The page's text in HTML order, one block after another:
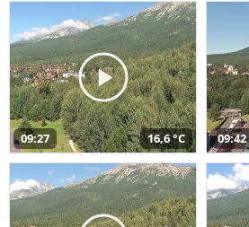
09:27 16,6 °C 09:42